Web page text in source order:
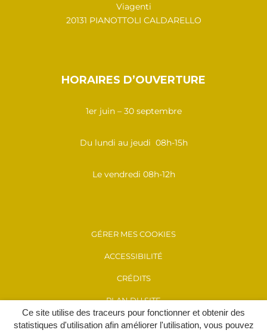
Ce site utilise des traceurs pour fonctionner et obtenir des
statistiques d'utilisation afin améliorer l'utilisation, vous pouvez
Viagenti
20131 PIANOTTOLI CALDARELLO
HORAIRES D’OUVERTURE
1er juin – 30 septembre
Du lundi au jeudi 08h-15h
Le vendredi 08h-12h
GÉRER MES COOKIES
ACCESSIBILITÉ
CRÉDITS
PLAN DU SITE
MENTIONS LÉGALES